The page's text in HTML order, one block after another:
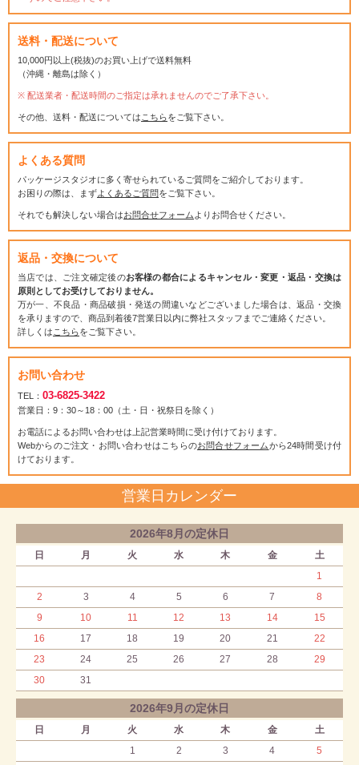
送料・配送について
10,000円以上(税抜)のお買い上げで送料無料
（沖縄・離島は除く）
配送業者・配送時間のご指定は承れませんのでご了承下さい。
その他、送料・配送については こちらをご覧下さい。
よくある質問
パッケージスタジオに多く寄せられているご質問をご紹介しております。
お困りの際は、まずよくあるご質問をご覧下さい。
それでも解決しない場合はお問合せフォーム よりお問合せください。
返品・交換について
当店では、ご注文確定後のお客様の都合によるキャンセル・変更・返品・交換は
原則としてお受けしておりません。
万が一、不良品・商品破損・発送の間違いなどございました場合は、返品・交換
を承りますので、商品到着後7営業日以内に弊社スタッフまでご連絡ください。
詳しくは こちらをご覧下さい。
お問い合わせ
TEL： 03-6825-3422
営業日：9：30～18：00（土・日・祝祭日を除く）
お電話によるお問い合わせは上記営業時間に受け付けております。
Webからのご注文・お問い合わせはこちらのお問合せフォームから24時間受け付
けております。
営業日カレンダー
2026年8月の定休日
日 月 火 水 木 金
土
1
2
3 4 5 6 7
8
9
10 11 12 13 14
15
16
17 18 19 20 21
22
23
24 25 26 27 28
29
30
31
2026年9月の定休日
日 月 火 水 木 金
土
1
2 3 4
5